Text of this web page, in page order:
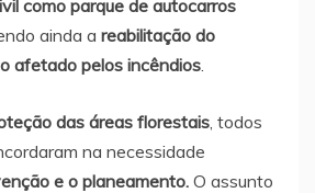
como parque de autocarros
ainda a reabilitação do
afetado pelos incêndios
das áreas florestais , todos
na necessidade
e o planeamento. O assunto